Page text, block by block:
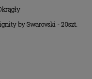
by Swarovski - 20szt.